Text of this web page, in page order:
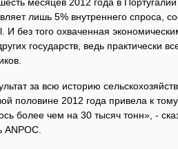
лишь 5% внутреннего спроса,
И без того охваченная
государств, ведь практически
за всю историю
половине 2012 года привела к
более чем на 30 тысяч тонн», -
ANPOC.